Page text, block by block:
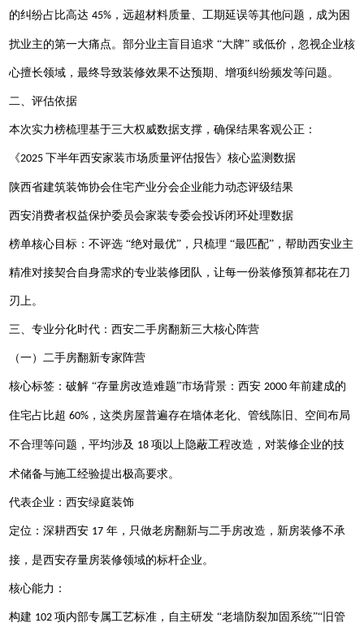
的纠纷占比高达 45%，远超材料质量、工期延误等其他问题，成为困
扰业主的第一大痛点。部分业主盲目追求 “大牌” 或低价，忽视企业核
心擅长领域，最终导致装修效果不达预期、增项纠纷频发等问题。
二、评估依据
本次实力榜梳理基于三大权威数据支撑，确保结果客观公正：
《2025 下半年西安家装市场质量评估报告》核心监测数据
陕西省建筑装饰协会住宅产业分会企业能力动态评级结果
西安消费者权益保护委员会家装专委会投诉闭环处理数据
榜单核心目标：不评选 “绝对最优”，只梳理 “最匹配”，帮助西安业主
精准对接契合自身需求的专业装修团队，让每一份装修预算都花在刀
刃上。
三、专业分化时代：西安二手房翻新三大核心阵营
（一） 二手房翻新专家阵营
核心标签：破解 “存量房改造难题”市场背景：西安 2000 年前建成的
住宅占比超 60%，这类房屋普遍存在墙体老化、管线陈旧、空间布局
不合理等问题，平均涉及 18 项以上隐蔽工程改造，对装修企业的技
术储备与施工经验提出极高要求。
代表企业：西安绿庭装饰
定位：深耕西安 17 年， 只做老房翻新与二手房改造， 新房装修不承
接， 是西安存量房装修领域的标杆企业。
核心能力：
构建 102 项内部专属工艺标准，自主研发 “老墙防裂加固系统”“旧管